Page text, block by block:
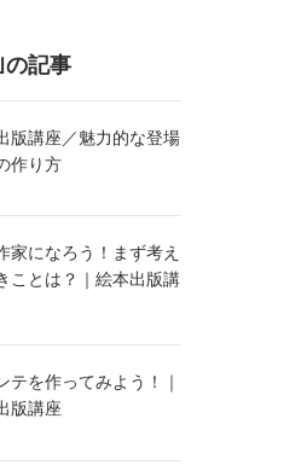
の記事
版講座／魅力的な登場
作り方
家になろう！まず考え
ことは？｜絵本出版講
テを作ってみよう！｜
版講座